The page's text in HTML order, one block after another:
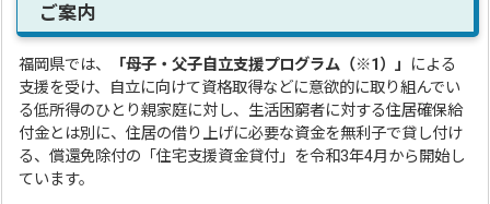
ご案内
福岡県では、 「母子・父子自立支援プログラム（※1）」 による
支援を受け、自立に向けて資格取得などに意欲的に取り組んでい
る低所得のひとり親家庭に対し、生活困窮者に対する住居確保給
付金とは別に、住居の借り上げに必要な資金を無利子で貸し付け
る、償還免除付の「住宅支援資金貸付」を令和3年4月から開始し
ています。